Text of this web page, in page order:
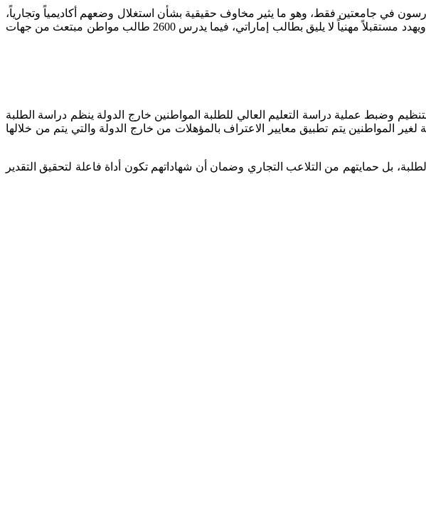
الدارسين على حسابهم الخاص، وعددهم أكثر من 3500 طالب وطالبة، يدرسون في جامعتين فقط، وهو ما يثير مخاوف حقيقية بشأن استغلال وضعهم أكاديمياً وتجارياً،
كما أن 25% من هؤلاء الطلبة يدرسون في جامعات غير مصنفة إطلاقاً، ما يعكس فجوة في الوعي بمتطلبات الجودة، ويهدد مستقبلاً مهنياً لا يليق بطالب إماراتي، فيما يدرس 2600 طالب مواطن مبتعث من جهات
وضبط عملية دراسة التعليم العالي للطلبة المواطنين خارج الدولة ينظم دراسة الطلبة
لغير المواطنين يتم تطبيق معايير الاعتراف بالمؤهلات من خارج الدولة والتي يتم من خلالها
بل حمايتهم من التلاعب التجاري وضمان أن شهاداتهم تكون أداة فاعلة لتحقيق التقدير